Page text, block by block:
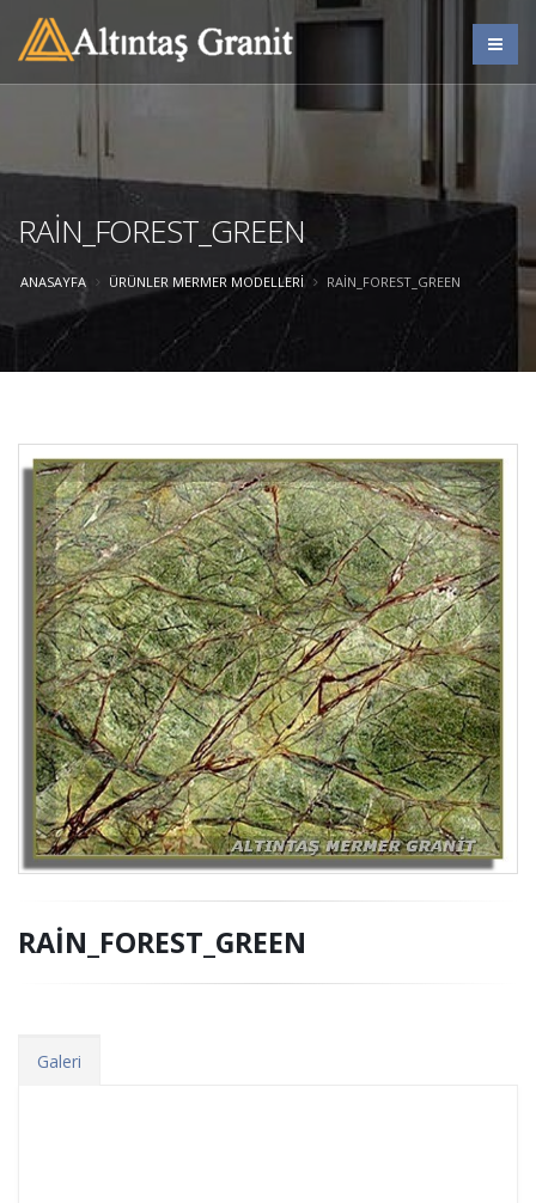
RAİN_FOREST_GREEN
ANASAYFA ÜRÜNLER MERMER MODELLERI RAİN_FOREST_GREEN
RAİN_FOREST_GREEN
Galeri